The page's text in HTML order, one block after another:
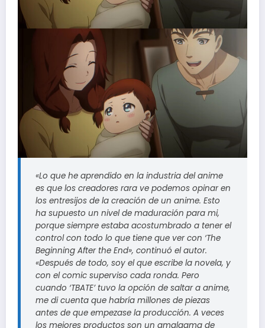
«Lo que he aprendido en la industria del anime
es que los creadores rara ve podemos opinar en
los entresijos de la creación de un anime. Esto
ha supuesto un nivel de maduración para mi,
porque siempre estaba acostumbrado a tener el
control con todo lo que tiene que ver con ‘The
Beginning After the End», continuó el autor.
«Después de todo, soy el que escribe la novela, y
con el comic superviso cada ronda. Pero
cuando ‘TBATE’ tuvo la opción de saltar a anime,
me di cuenta que habría millones de piezas
antes de que empezase la producción. A veces
los mejores productos son un amalgama de